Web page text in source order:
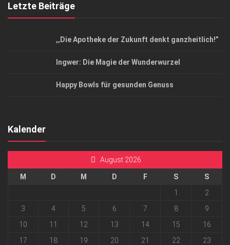
Letzte Beiträge
,,Die Apotheke der Zukunft denkt ganzheitlich!”
Ingwer: Die Magie der Wunderwurzel
Happy Bowls für gesunden Genuss
Kalender
August 2026
M D M D F S
S
1
2
3
4 5 6 7 8
9
10
11 12 13 14 15
16
17
18 19 20 21 22
23